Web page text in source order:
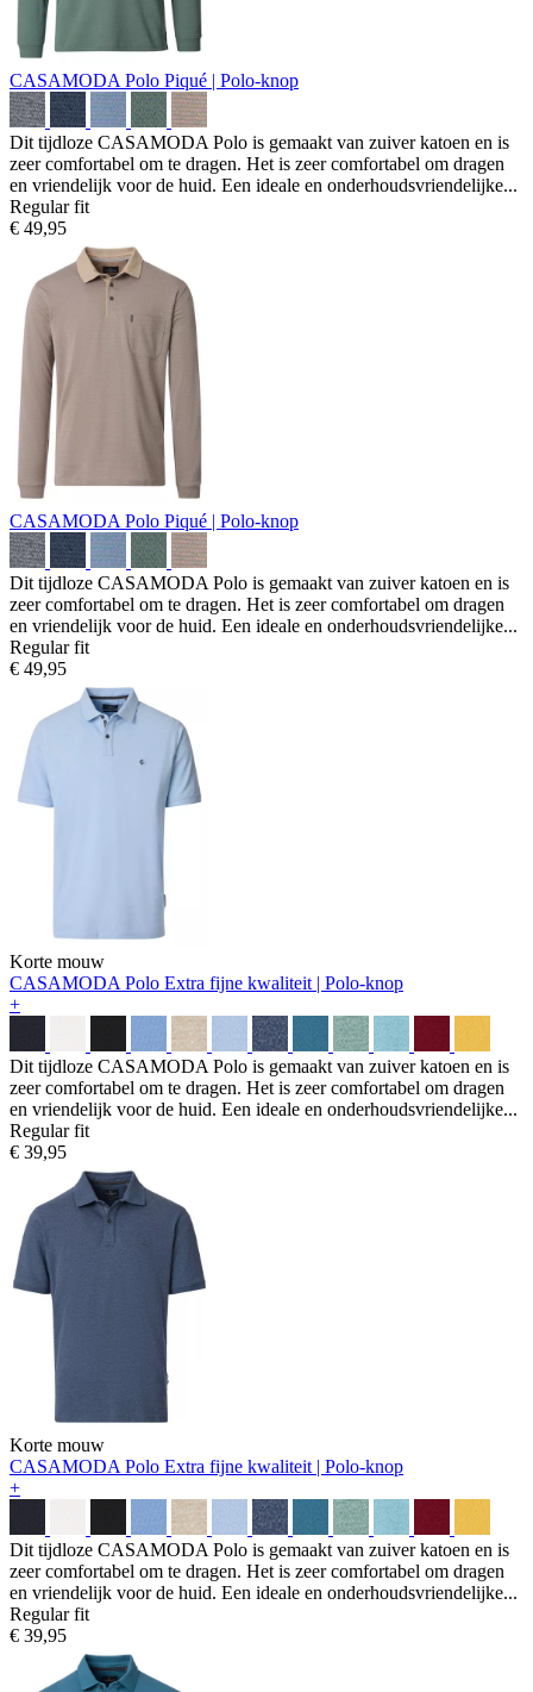
CASAMODA Polo Piqué | Polo-knop
Dit tijdloze CASAMODA Polo is gemaakt van zuiver katoen en is
zeer comfortabel om te dragen. Het is zeer comfortabel om dragen
en vriendelijk voor de huid. Een ideale en onderhoudsvriendelijke...
Regular fit
€ 49,95
CASAMODA Polo Piqué | Polo-knop
Dit tijdloze CASAMODA Polo is gemaakt van zuiver katoen en is
zeer comfortabel om te dragen. Het is zeer comfortabel om dragen
en vriendelijk voor de huid. Een ideale en onderhoudsvriendelijke...
Regular fit
€ 49,95
Korte mouw
CASAMODA Polo Extra fijne kwaliteit | Polo-knop
+
Dit tijdloze CASAMODA Polo is gemaakt van zuiver katoen en is
zeer comfortabel om te dragen. Het is zeer comfortabel om dragen
en vriendelijk voor de huid. Een ideale en onderhoudsvriendelijke...
Regular fit
€ 39,95
Korte mouw
CASAMODA Polo Extra fijne kwaliteit | Polo-knop
+
Dit tijdloze CASAMODA Polo is gemaakt van zuiver katoen en is
zeer comfortabel om te dragen. Het is zeer comfortabel om dragen
en vriendelijk voor de huid. Een ideale en onderhoudsvriendelijke...
Regular fit
€ 39,95